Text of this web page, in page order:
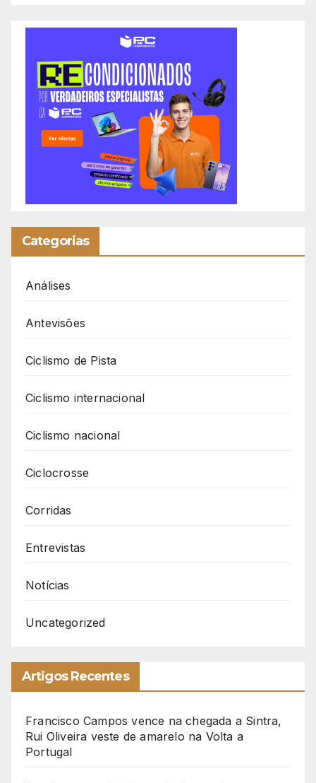
Categorias
Análises
Antevisões
Ciclismo de Pista
Ciclismo internacional
Ciclismo nacional
Ciclocrosse
Corridas
Entrevistas
Notícias
Uncategorized
Artigos Recentes
Francisco Campos vence na chegada a Sintra,
Rui Oliveira veste de amarelo na Volta a
Portugal